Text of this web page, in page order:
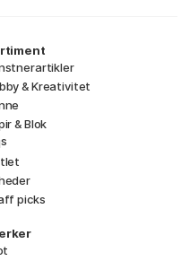
& Kreativitet
& Blok
s
picks